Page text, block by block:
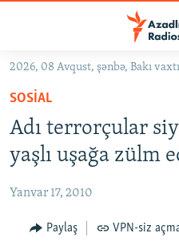
Əsas
qayıt
Əsas
naviqasiyaya
qayıt
GÜNDƏM
#İZAHLA
KORRUPSIOMETR
#ƏSLINDƏ
FƏRQƏ BAX
QANUNI DOĞRU
2026, 08 Avqust, şənbə, Bakı
SOSIAL
Adı terrorçular
yaşlı uşağa zülm
Yanvar 17, 2010
Paylaş VPN-siz